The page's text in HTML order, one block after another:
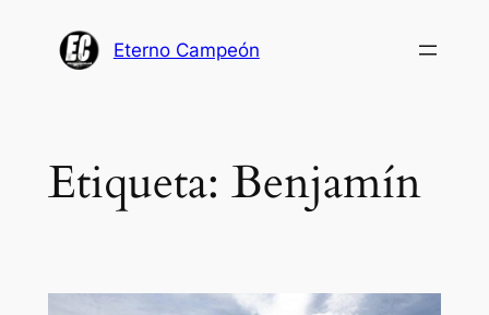
Eterno Campeón
Etiqueta: Benjamín